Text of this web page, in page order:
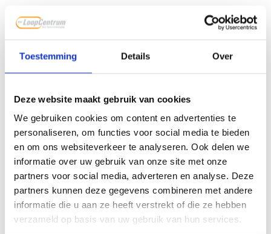
Toestemming Details Over
Deze website maakt gebruik van cookies
We gebruiken cookies om content en advertenties te
personaliseren, om functies voor social media te bieden
en om ons websiteverkeer te analyseren. Ook delen we
informatie over uw gebruik van onze site met onze
partners voor social media, adverteren en analyse. Deze
partners kunnen deze gegevens combineren met andere
informatie die u aan ze heeft verstrekt of die ze hebben
verzameld op basis van uw gebruik van hun services.
Hardlopers: zie ook het artikel:
waarom hardlopen gezond
!